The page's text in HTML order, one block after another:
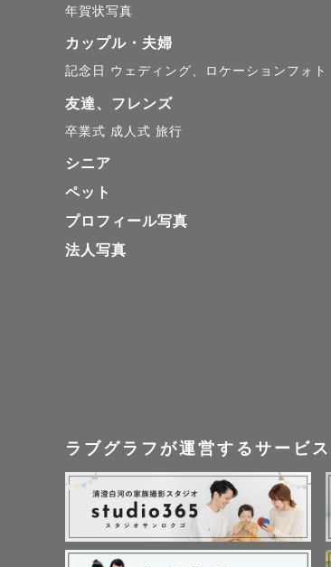
年賀状写真
カップル・夫婦
記念日 ウェディング、ロケーションフォト
友達、フレンズ
卒業式 成人式 旅行
シニア
ペット
プロフィール写真
法人写真
ラブグラフが運営するサービス